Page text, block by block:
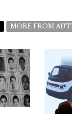
MORE FROM